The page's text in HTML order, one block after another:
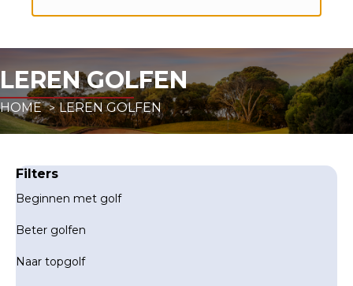
LEREN GOLFEN
HOME LEREN GOLFEN
Filters
Beginnen met golf
Beter golfen
Naar topgolf